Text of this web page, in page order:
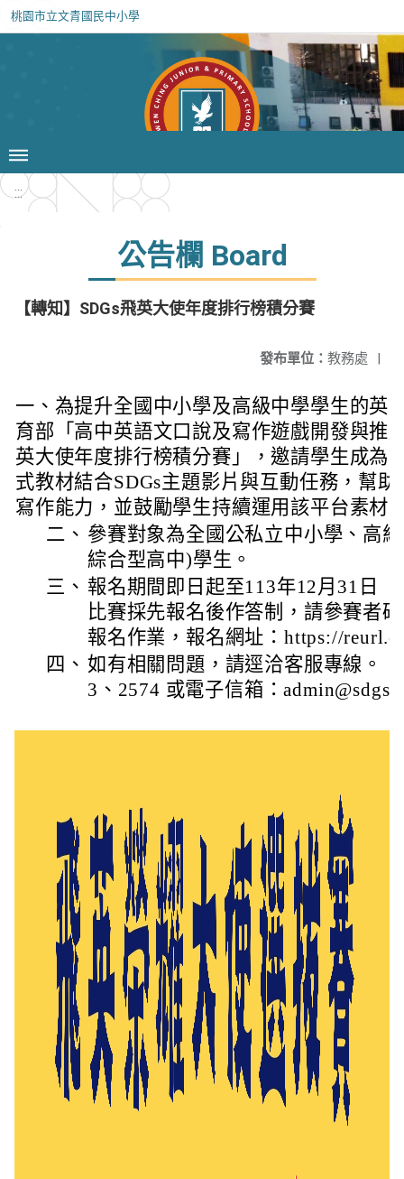
桃園市立文青國民中小學
:::
公告欄 Board
【轉知】SDGs飛英大使年度排行榜積分賽
發布單位： 教務處 |
一、為提升全國中小學及高級中學學生的英
育部「高中英語文口說及寫作遊戲開發與推
英大使年度排行榜積分賽」，邀請學生成為
式教材結合SDGs主題影片與互動任務，幫
寫作能力，並鼓勵學生持續運用該平台素材
二、 參賽對象為全國公私立中小學、高
綜合型高中)學生。
三、 報名期間即日起至113年12月31日
比賽採先報名後作答制，請參賽者
報名作業，報名網址：https://
四、 如有相關問題，請逕洽客服專線。
3、2574 或電子信箱：